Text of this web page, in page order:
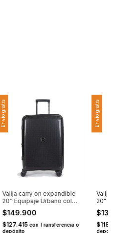
Envío gratis
Valija carry on expandible
20'' Equipaje Urbano color
Negra
$149.900
$127.415 con Transferencia o
depósito
Envío gratis
Valija
20"